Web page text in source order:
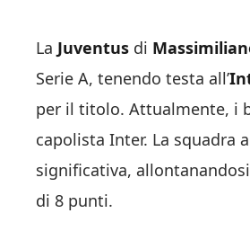
La Juventus di
Serie A, tenendo testa all’
per il titolo. Attualmente, i
capolista Inter. La squadra
significativa,
di 8 punti.